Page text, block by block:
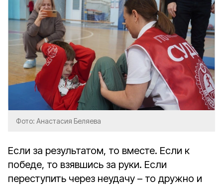
Фото: Анастасия Беляева
Если за результатом, то вместе. Если к
победе, то взявшись за руки. Если
переступить через неудачу – то дружно и